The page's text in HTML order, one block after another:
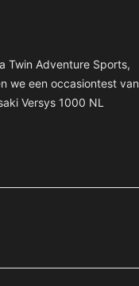
Twin Adventure Sports,
we een occasiontest van
Versys 1000 NL